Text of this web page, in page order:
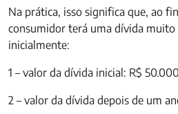
Na prática, isso significa que, ao
consumidor terá uma dívida muito
inicialmente:
1 – valor da dívida inicial: R$
2 – valor da dívida depois de um